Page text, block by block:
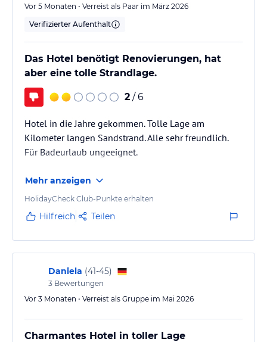
Vor 5 Monaten • Verreist als Paar im März 2026
Verifizierter Aufenthalt
Das Hotel benötigt Renovierungen, hat
aber eine tolle Strandlage.
2 / 6
Hotel in die Jahre gekommen. Tolle Lage am
Kilometer langen Sandstrand. Alle sehr freundlich.
Für Badeurlaub ungeeignet.
Mehr anzeigen
HolidayCheck Club-Punkte erhalten
Hilfreich Teilen
Daniela (41-45)
3 Bewertungen
Vor 3 Monaten • Verreist als Gruppe im Mai 2026
Charmantes Hotel in toller Lage